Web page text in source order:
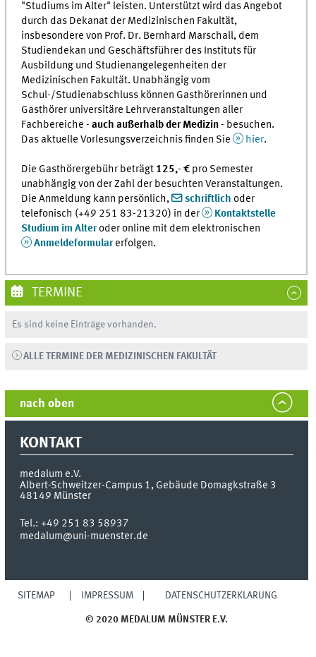
"Studiums im Alter" leisten. Unterstützt wird das Angebot
durch das Dekanat der Medizinischen Fakultät,
insbesondere von Prof. Dr. Bernhard Marschall, dem
Studiendekan und Geschäftsführer des Instituts für
Ausbildung und Studienangelegenheiten der
Medizinischen Fakultät. Unabhängig vom
Schul-/Studienabschluss können Gasthörerinnen und
Gasthörer universitäre Lehrveranstaltungen aller
Fachbereiche -auch außerhalb der Medizin- besuchen.
Das aktuelle Vorlesungsverzeichnis finden Sie
hier.
Die Gasthörergebühr beträgt 125,- € pro Semester
unabhängig von der Zahl der besuchten Veranstaltungen.
Die Anmeldung kann persönlich,
schriftlich oder
telefonisch (+49 251 83-21320) in der
Kontaktstelle
Studium im Alteroder online mit dem elektronischen
Anmeldeformularerfolgen.
TERMINE
Es sind keine Einträge vorhanden.
ALLE TERMINE DER MEDIZINISCHEN FAKULTÄT
nach oben
KONTAKT
medalum e.V.
Albert-Schweitzer-Campus 1, Gebäude Domagkstraße 3
48149 Münster
Tel.:+49 251 83 58937
medalum@uni-muenster.de
SITEMAP IMPRESSUM DATENSCHUTZERKLÄRUNG
© 2020 MEDALUM MÜNSTER E.V.